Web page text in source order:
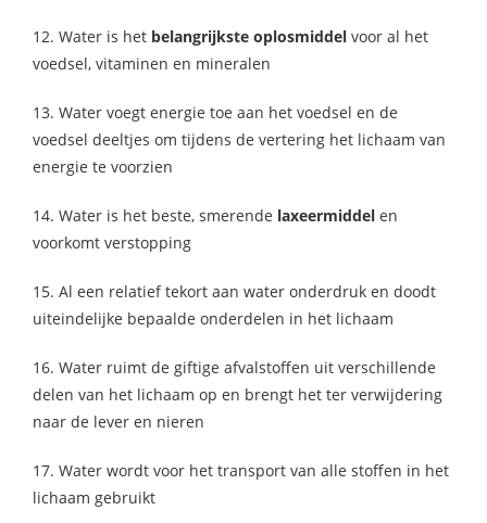
12. Water is het belangrijkste oplosmiddel voor al het
voedsel, vitaminen en mineralen
13. Water voegt energie toe aan het voedsel en de
voedsel deeltjes om tijdens de vertering het lichaam van
energie te voorzien
14. Water is het beste, smerende laxeermiddel en
voorkomt verstopping
15. Al een relatief tekort aan water onderdruk en doodt
uiteindelijke bepaalde onderdelen in het lichaam
16. Water ruimt de giftige afvalstoffen uit verschillende
delen van het lichaam op en brengt het ter verwijdering
naar de lever en nieren
17. Water wordt voor het transport van alle stoffen in het
lichaam gebruikt